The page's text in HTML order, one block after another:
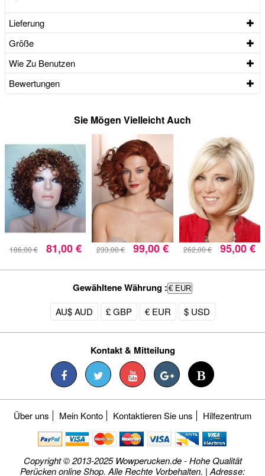
Lieferung
Größe
Wie Zu Benutzen
Bewertungen
Sie Mögen Vielleicht Auch
186,00 € 81,00 € 233,00 € 99,00 € 262,00 € 95,00 €
Gewähltene Währung : € EUR
AU$ AUD £ GBP € EUR $ USD
Kontakt & Mitteilung
Über uns Mein Konto Kontaktieren Sie uns Hilfezentrum
Copyright © 2013-2025 Wowperucken.de - Hohe Qualität
Perücken online Shop. Alle Rechte Vorbehalten. | Adresse: